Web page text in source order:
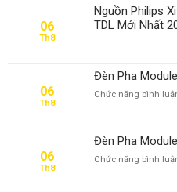
06
Th8
Nguồn Philips
TDL Mới Nhất
06
Th8
Đèn Pha
Chức năng bình
06
Th8
Đèn Pha
Chức năng bình